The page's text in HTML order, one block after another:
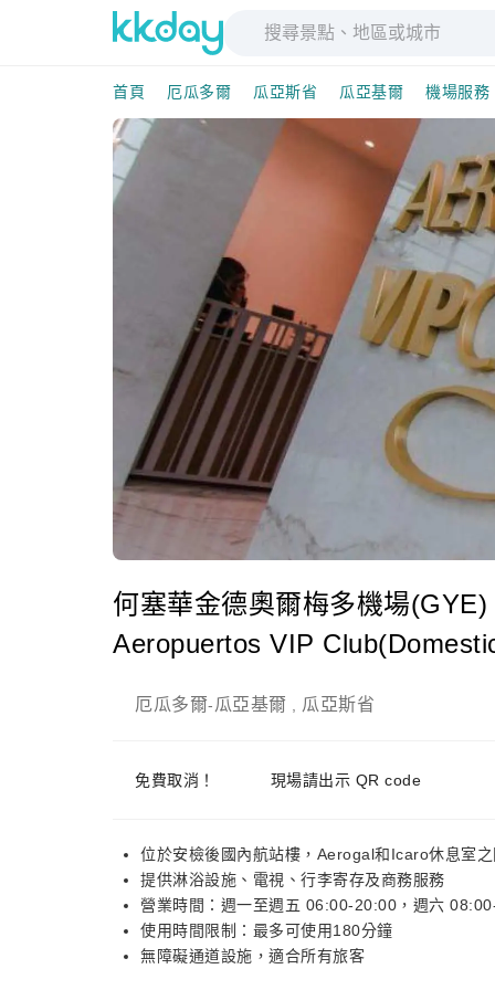
首頁 厄瓜多爾 瓜亞斯省 瓜亞基爾 機場服務
何塞華金德奧爾梅多機場
Aeropuertos VIP
厄瓜多爾-瓜亞基爾 瓜亞斯省
免費取消！ 現場請出示 QR code
位於安檢後國內航站樓，Aerogal和Icaro休息室
提供淋浴設施、電視、行李寄存及商務服務
營業時間：週一至週五 06:00-20:00，週六
使用時間限制：最多可使用180分鐘
無障礙通道設施，適合所有旅客